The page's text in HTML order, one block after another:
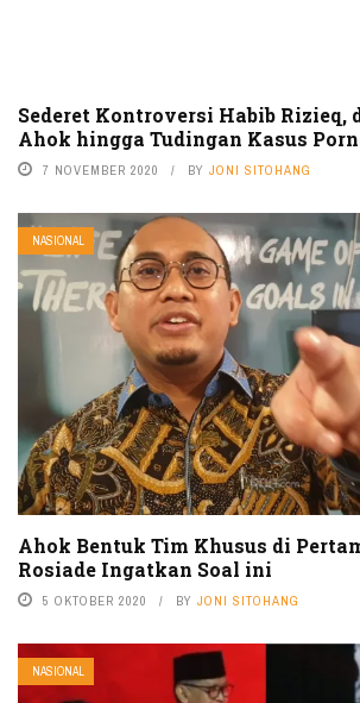
Sederet Kontroversi Habib Rizieq,
Ahok hingga Tudingan Kasus
7 NOVEMBER 2020 BY JONI SITOHANG
NASIONAL
Ahok Bentuk Tim Khusus di
Rosiade Ingatkan Soal ini
5 OKTOBER 2020 BY JONI SITOHANG
NASIONAL